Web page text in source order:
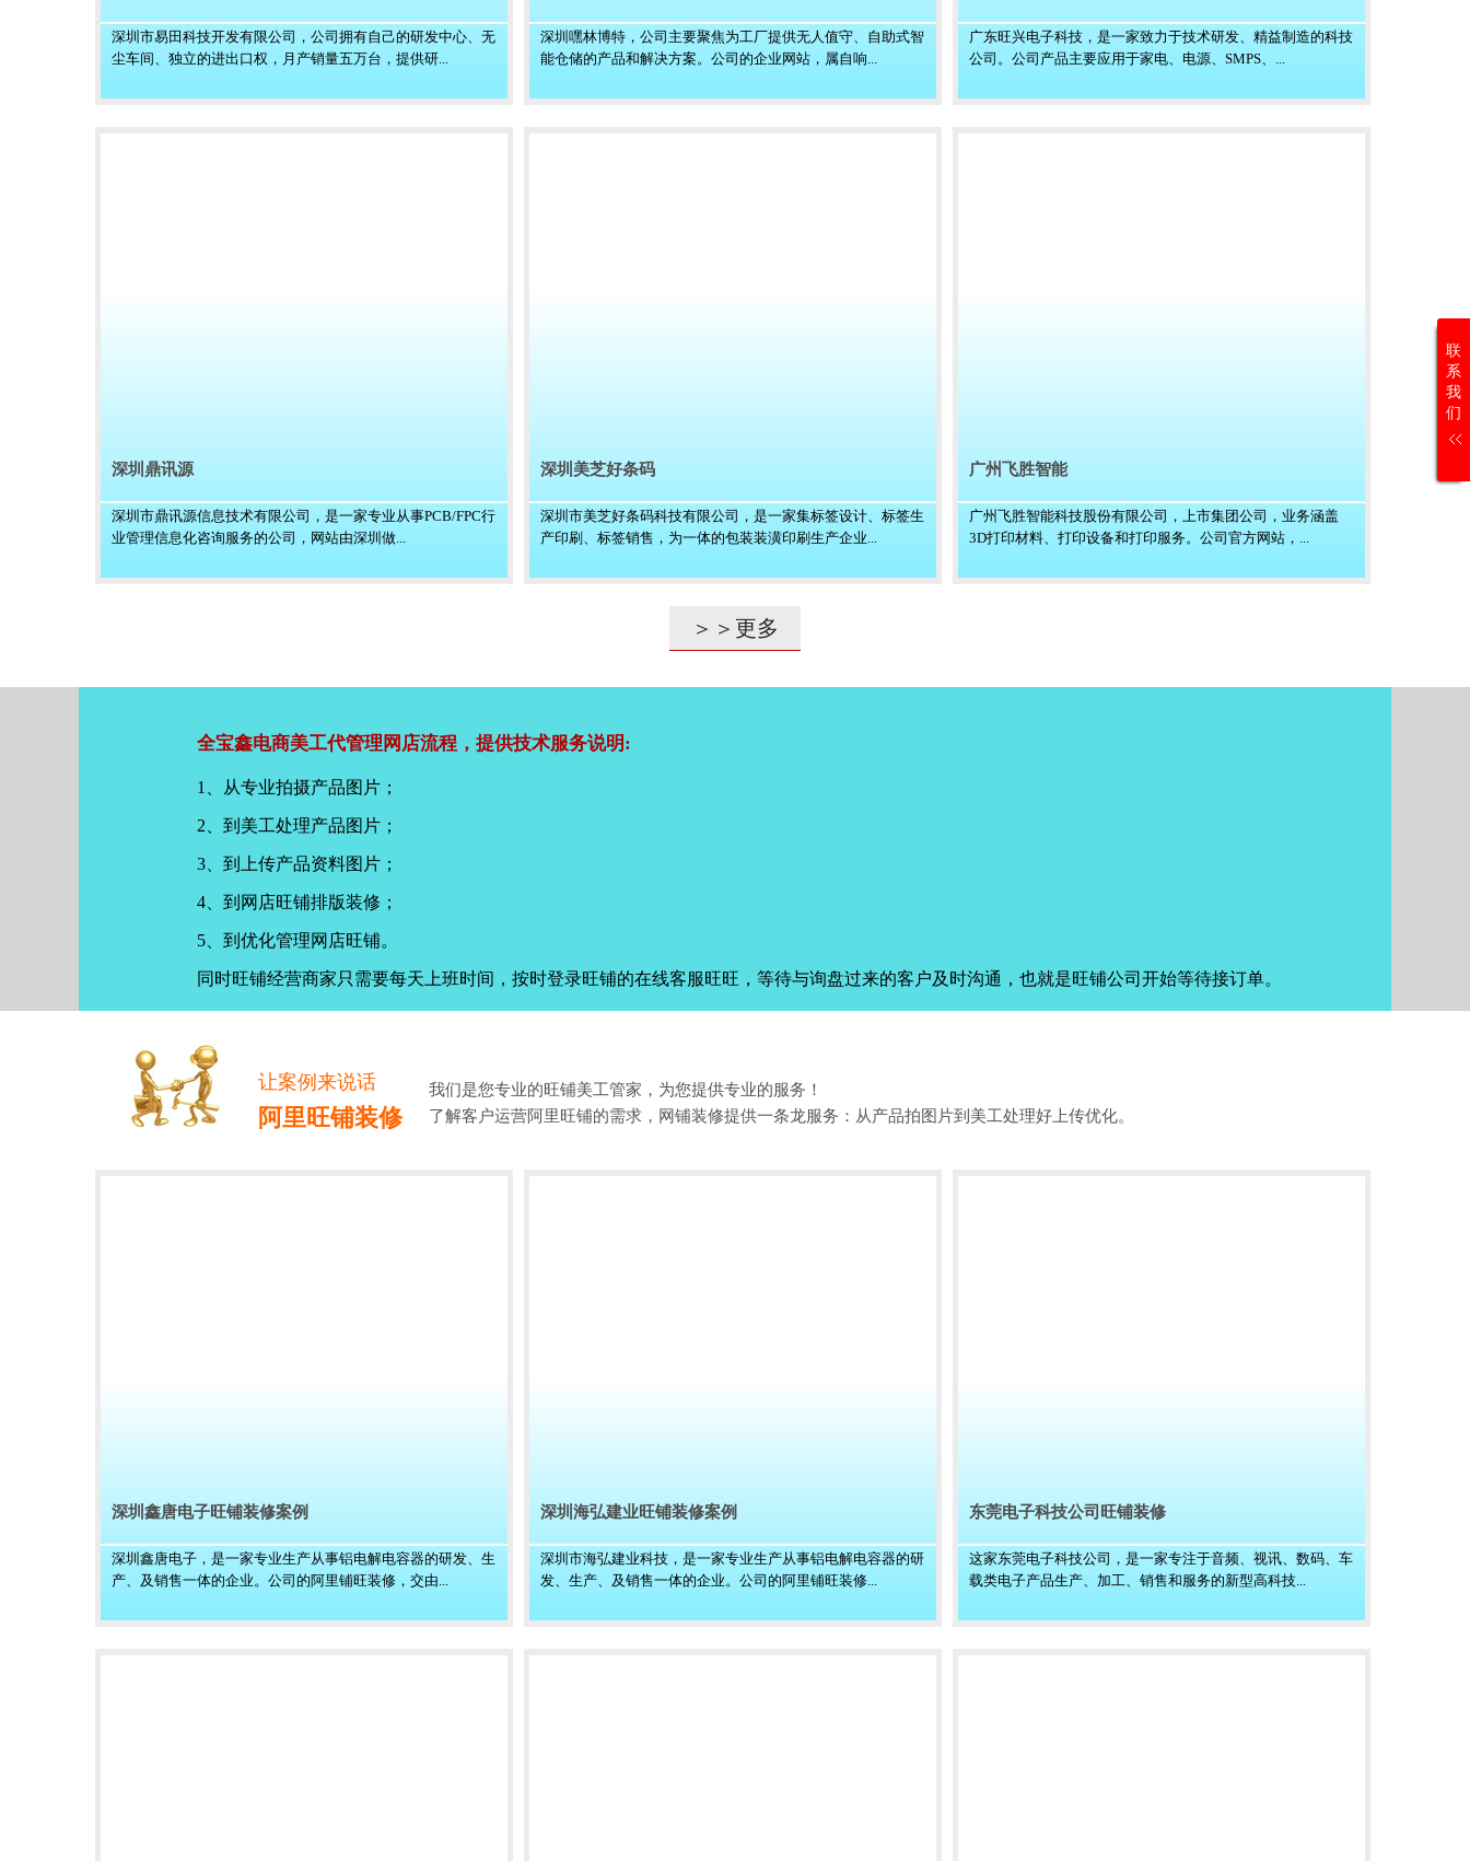
深圳市易田科技开发有限公司，公司拥有自己的研发中心、无
尘车间、独立的进出口权，月产销量五万台，提供研...
深圳嘿林博特，公司主要聚焦为工厂提供无人值守、自助式智
能仓储的产品和解决方案。公司的企业网站，属自响...
广东旺兴电子科技，是一家致力于技术研发、精益制造的科技
公司。公司产品主要应用于家电、电源、SMPS、...
深圳鼎讯源
深圳市鼎讯源信息技术有限公司，是一家专业从事PCB/FPC行
业管理信息化咨询服务的公司，网站由深圳做...
深圳美芝好条码
深圳市美芝好条码科技有限公司，是一家集标签设计、标签生
产印刷、标签销售，为一体的包装装潢印刷生产企业...
广州飞胜智能
广州飞胜智能科技股份有限公司，上市集团公司，业务涵盖
3D打印材料、打印设备和打印服务。公司官方网站，...
＞＞更多
全宝鑫电商美工代管理网店流程，提供技术服务说明:
1、从专业拍摄产品图片；
2、到美工处理产品图片；
3、到上传产品资料图片；
4、到网店旺铺排版装修；
5、到优化管理网店旺铺。
同时旺铺经营商家只需要每天上班时间，按时登录旺铺的在线客服旺旺，等待与询盘过来的客户及时沟通，也就是旺铺公司开始等待接订单。
让案例来说话
阿里旺铺装修
我们是您专业的旺铺美工管家，为您提供专业的服务！
了解客户运营阿里旺铺的需求，网铺装修提供一条龙服务：从产品拍图片到美工处理好上传优化。
深圳鑫唐电子旺铺装修案例
深圳鑫唐电子，是一家专业生产从事铝电解电容器的研发、生
产、及销售一体的企业。公司的阿里铺旺装修，交由...
深圳海弘建业旺铺装修案例
深圳市海弘建业科技，是一家专业生产从事铝电解电容器的研
发、生产、及销售一体的企业。公司的阿里铺旺装修...
东莞电子科技公司旺铺装修
这家东莞电子科技公司，是一家专注于音频、视讯、数码、车
载类电子产品生产、加工、销售和服务的新型高科技...
联
系
我
们